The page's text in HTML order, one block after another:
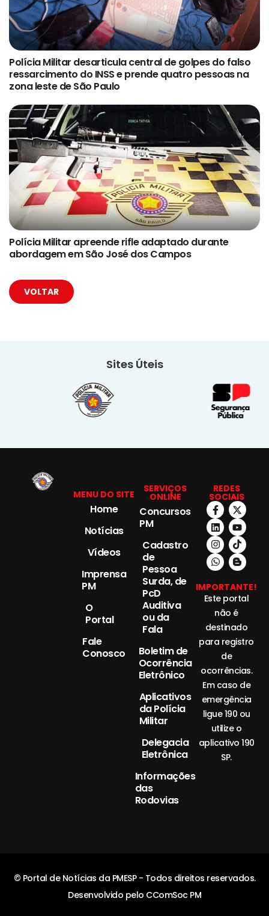
Polícia Militar desarticula central de golpes do falso
ressarcimento do INSS e prende quatro pessoas na
zona leste de São Paulo
Polícia Militar apreende rifle adaptado durante
abordagem em São José dos Campos
VOLTAR
Sites Úteis
MENU DO SITE
Home
Notícias
Vídeos
Imprensa
PM
O
Portal
Fale
Conosco
SERVIÇOS
ONLINE
Concursos
PM
Cadastro
de
Pessoa
Surda, de
PcD
Auditiva
ou da
Fala
Boletim de
Ocorrência
Eletrônico
Aplicativos
da Polícia
Militar
Delegacia
Eletrônica
Informações
das
Rodovias
REDES
SOCIAIS
IMPORTANTE!
Este portal
não é
destinado
para registro
de
ocorrências.
Em caso de
emergência
ligue 190 ou
utilize o
aplicativo 190
SP.
© Portal de Notícias da PMESP - Todos direitos reservados.
Desenvolvido pelo CComSoc PM